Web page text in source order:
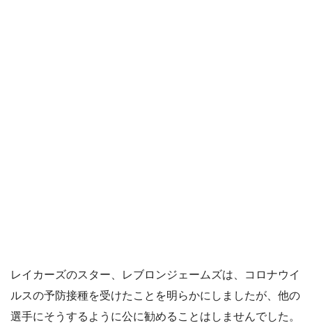
レイカーズのスター、レブロンジェームズは、コロナウイ
ルスの予防接種を受けたことを明らかにしましたが、他の
選手にそうするように公に勧めることはしませんでした。